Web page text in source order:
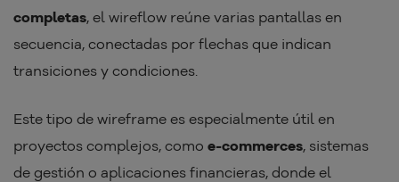
completas, el wireflow reúne varias pantallas en
secuencia, conectadas por flechas que indican
transiciones y condiciones.
Este tipo de wireframe es especialmente útil en
proyectos complejos, como e-commerces, sistemas
de gestión o aplicaciones financieras, donde el